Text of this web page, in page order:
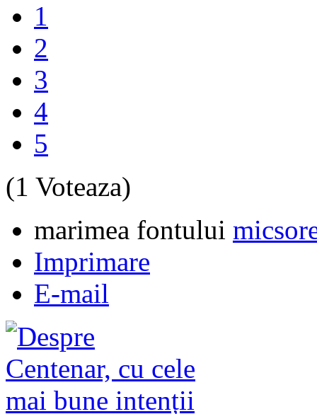
1
2
3
4
5
(1 Voteaza)
marimea fontului
Imprimare
E-mail